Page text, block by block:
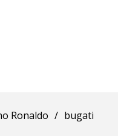
Ronaldo / bugati